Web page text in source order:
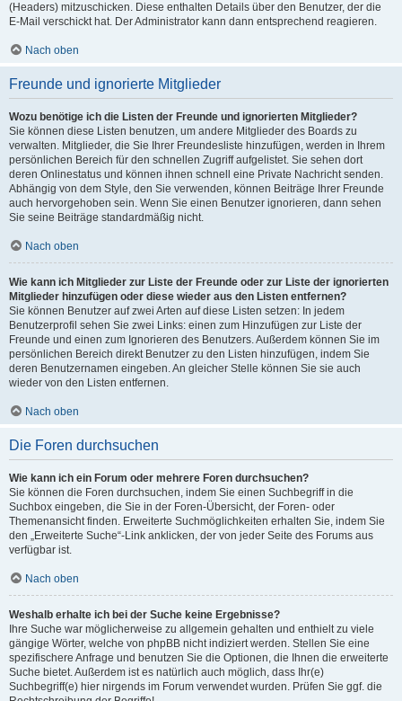
(Headers) mitzuschicken. Diese enthalten Details über den Benutzer, der die
E-Mail verschickt hat. Der Administrator kann dann entsprechend reagieren.
Nach oben
Freunde und ignorierte Mitglieder
Wozu benötige ich die Listen der Freunde und ignorierten Mitglieder?
Sie können diese Listen benutzen, um andere Mitglieder des Boards zu
verwalten. Mitglieder, die Sie Ihrer Freundesliste hinzufügen, werden in Ihrem
persönlichen Bereich für den schnellen Zugriff aufgelistet. Sie sehen dort
deren Onlinestatus und können ihnen schnell eine Private Nachricht senden.
Abhängig von dem Style, den Sie verwenden, können Beiträge Ihrer Freunde
auch hervorgehoben sein. Wenn Sie einen Benutzer ignorieren, dann sehen
Sie seine Beiträge standardmäßig nicht.
Nach oben
Wie kann ich Mitglieder zur Liste der Freunde oder zur Liste der ignorierten
Mitglieder hinzufügen oder diese wieder aus den Listen entfernen?
Sie können Benutzer auf zwei Arten auf diese Listen setzen: In jedem
Benutzerprofil sehen Sie zwei Links: einen zum Hinzufügen zur Liste der
Freunde und einen zum Ignorieren des Benutzers. Außerdem können Sie im
persönlichen Bereich direkt Benutzer zu den Listen hinzufügen, indem Sie
deren Benutzernamen eingeben. An gleicher Stelle können Sie sie auch
wieder von den Listen entfernen.
Nach oben
Die Foren durchsuchen
Wie kann ich ein Forum oder mehrere Foren durchsuchen?
Sie können die Foren durchsuchen, indem Sie einen Suchbegriff in die
Suchbox eingeben, die Sie in der Foren-Übersicht, der Foren- oder
Themenansicht finden. Erweiterte Suchmöglichkeiten erhalten Sie, indem Sie
den „Erweiterte Suche“-Link anklicken, der von jeder Seite des Forums aus
verfügbar ist.
Nach oben
Weshalb erhalte ich bei der Suche keine Ergebnisse?
Ihre Suche war möglicherweise zu allgemein gehalten und enthielt zu viele
gängige Wörter, welche von phpBB nicht indiziert werden. Stellen Sie eine
spezifischere Anfrage und benutzen Sie die Optionen, die Ihnen die erweiterte
Suche bietet. Außerdem ist es natürlich auch möglich, dass Ihr(e)
Suchbegriff(e) hier nirgends im Forum verwendet wurden. Prüfen Sie ggf. die